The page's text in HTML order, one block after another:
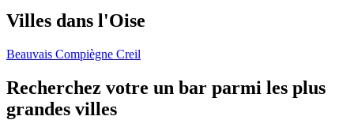
Villes dans l'Oise
Beauvais Compiègne Creil
Recherchez votre un bar parmi les plus
grandes villes